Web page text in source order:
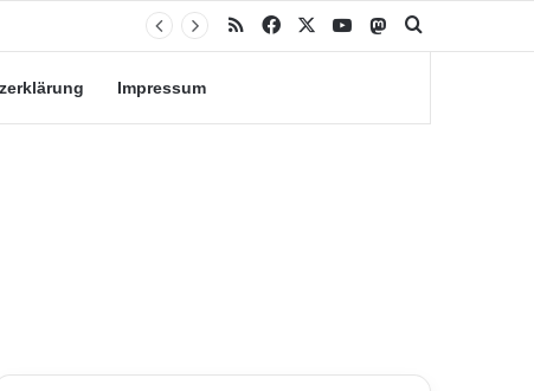
RSS Facebook YouTubeMastodon
Impressum